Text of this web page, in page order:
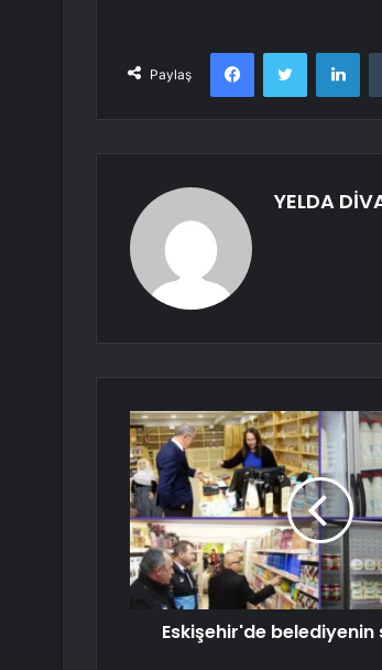
Paylaş
FacebookTwitter
YELDA
Eskişehir'de belediyenin